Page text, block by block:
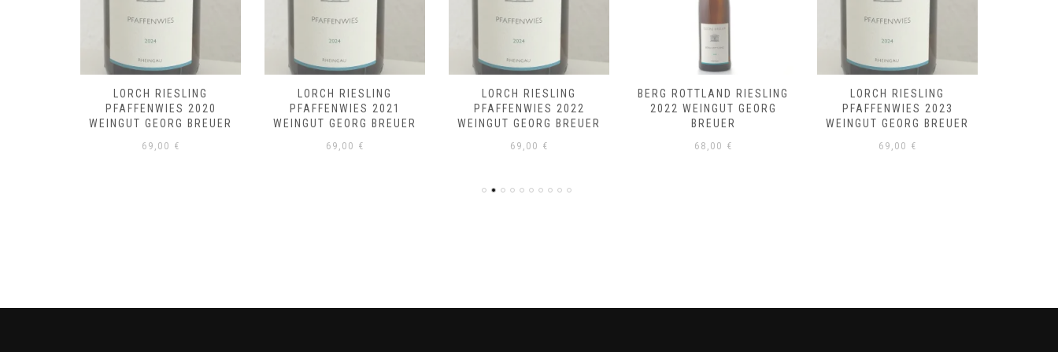
LORCH RIESLING
PFAFFENWIES 2020
WEINGUT GEORG BREUER
69,00 €
LORCH RIESLING
PFAFFENWIES 2021
WEINGUT GEORG BREUER
69,00 €
LORCH RIESLING
PFAFFENWIES 2022
WEINGUT GEORG BREUER
69,00 €
BERG ROTTLAND RIESLING
2022 WEINGUT GEORG
BREUER
68,00 €
LORCH RIESLING
PFAFFENWIES 2023
WEINGUT GEORG BREUER
69,00 €